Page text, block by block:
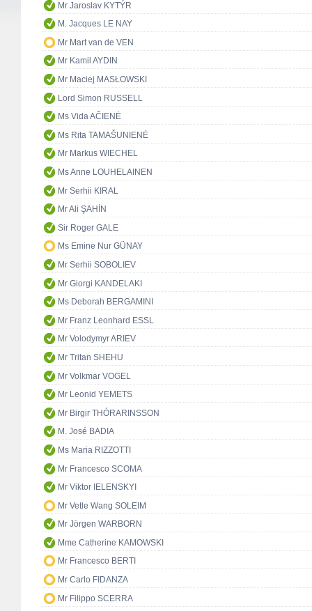
Mr Jaroslav KYTÝR
M. Jacques LE NAY
Mr Mart van de VEN
Mr Kamil AYDIN
Mr Maciej MASŁOWSKI
Lord Simon RUSSELL
Ms Vida AČIENĖ
Ms Rita TAMAŠUNIENĖ
Mr Markus WIECHEL
Ms Anne LOUHELAINEN
Mr Serhii KIRAL
Mr Ali ŞAHİN
Sir Roger GALE
Ms Emine Nur GÜNAY
Mr Serhii SOBOLIEV
Mr Giorgi KANDELAKI
Ms Deborah BERGAMINI
Mr Franz Leonhard ESSL
Mr Volodymyr ARIEV
Mr Tritan SHEHU
Mr Volkmar VOGEL
Mr Leonid YEMETS
Mr Birgir THÓRARINSSON
M. José BADIA
Ms Maria RIZZOTTI
Mr Francesco SCOMA
Mr Viktor IELENSKYI
Mr Vetle Wang SOLEIM
Mr Jörgen WARBORN
Mme Catherine KAMOWSKI
Mr Francesco BERTI
Mr Carlo FIDANZA
Mr Filippo SCERRA